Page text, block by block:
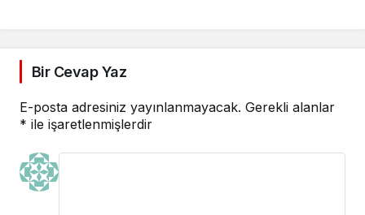
Bir Cevap Yaz
E-posta adresiniz yayınlanmayacak. Gerekli alanlar
* ile işaretlenmişlerdir